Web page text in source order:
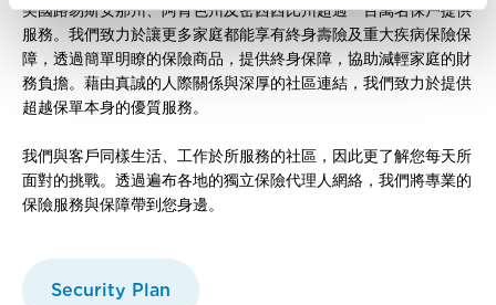
美國路易斯安那州、阿肯色州及密西西比州超過一百萬名保戶提供
服務。我們致力於讓更多家庭都能享有終身壽險及重大疾病保險保
障，透過簡單明瞭的保險商品，提供終身保障，協助減輕家庭的財
務負擔。藉由真誠的人際關係與深厚的社區連結，我們致力於提供
超越保單本身的優質服務。
我們與客戶同樣生活、工作於所服務的社區，因此更了解您每天所
面對的挑戰。透過遍布各地的獨立保險代理人網絡，我們將專業的
保險服務與保障帶到您身邊。
Security Plan